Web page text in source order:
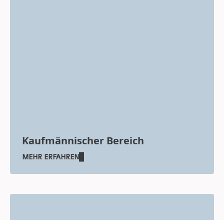
Kaufmännischer Bereich
MEHR ERFAHREN